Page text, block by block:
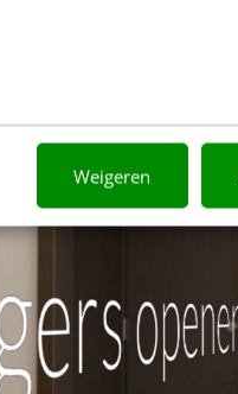
Weigeren